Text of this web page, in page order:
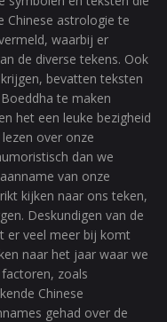
Chinese astrologie te
waarbij er
de diverse tekens. Ook
bevatten teksten
te maken
het een leuke bezigheid
over onze
dan we
van onze
kijken naar ons teken,
Deskundigen van de
er veel meer bij komt
naar het jaar waar we
zoals
Chinese
gehad over de